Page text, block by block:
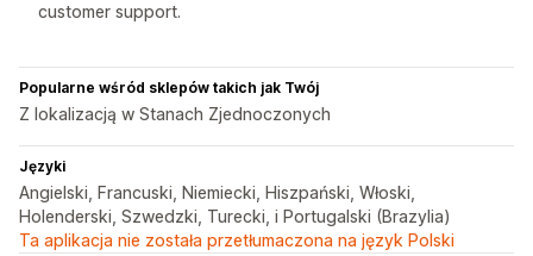
customer support.
Popularne wśród sklepów takich jak Twój
Z lokalizacją w Stanach Zjednoczonych
Języki
Angielski, Francuski, Niemiecki, Hiszpański, Włoski,
Holenderski, Szwedzki, Turecki, i Portugalski (Brazylia)
Ta aplikacja nie została przetłumaczona na język Polski